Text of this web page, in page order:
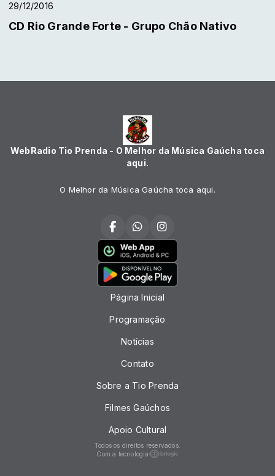
29/12/2016
CD Rio Grande Forte - Grupo Chão Nativo
WebRadio Tio Prenda - O Melhor da Música Gaúcha toca
aqui.
O Melhor da Música Gaúcha toca aqui.
Página Inicial
Programação
Notícias
Contato
Sobre a Tio Prenda
Filmes Gaúchos
Apoio Cultural
Todos os direitos reservados.
Com a tecnologia